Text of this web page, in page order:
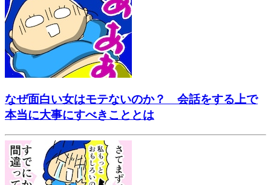
なぜ面白い女はモテないのか？ 会話をする上で
本当に大事にすべきこととは